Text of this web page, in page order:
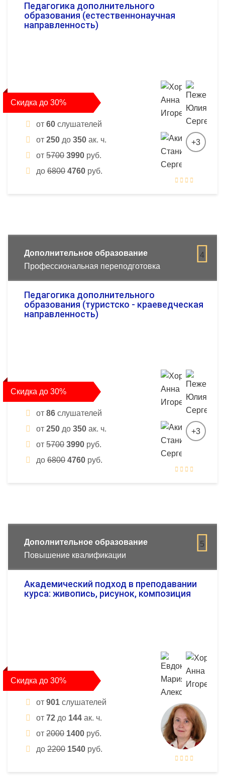
Педагогика дополнительного
образования (естественнонаучная
направленность)
Скидка до 30%
от 60 слушателей
от 250 до 350 ак. ч.
от 5700 3990 руб.
до 6800 4760 руб.
+3
4
Дополнительное образование
Профессиональная переподготовка
Педагогика дополнительного
образования (туристско - краеведческая
направленность)
Скидка до 30%
от 86 слушателей
от 250 до 350 ак. ч.
от 5700 3990 руб.
до 6800 4760 руб.
+3
5
Дополнительное образование
Повышение квалификации
Академический подход в преподавании
курса: живопись, рисунок, композиция
Скидка до 30%
от 901 слушателей
от 72 до 144 ак. ч.
от 2000 1400 руб.
до 2200 1540 руб.